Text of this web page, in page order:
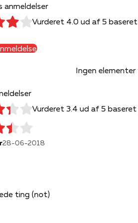
anmeldelser
Vurderet 4.0 ud af 5
Ingen
Vurderet 3.4 ud af 5 baseret
28-06-2018
ting (not)